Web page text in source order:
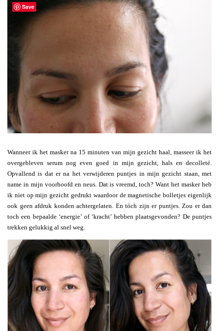
Wanneer ik het masker na 15 minuten van mijn gezicht haal, masseer ik het
overgebleven serum nog even goed in mijn gezicht, hals en decolleté.
Opvallend is dat er na het verwijderen puntjes in mijn gezicht staan, met
name in mijn voorhoofd en neus. Dat is vreemd, toch? Want het masker heb
ik niet op mijn gezicht gedrukt waardoor de magnetische bolletjes eigenlijk
ook geen afdruk konden achtergelaten. En tóch zijn er puntjes. Zou er dan
toch een bepaalde ‘energie’ of ‘kracht’ hebben plaatsgevonden? De puntjes
trekken gelukkig al snel weg.
Save